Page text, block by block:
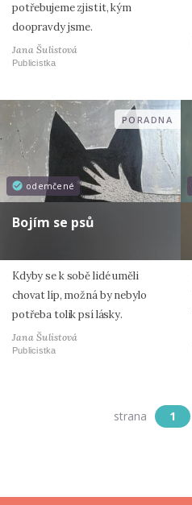
potřebujeme zjistit, kým
doopravdy jsme.
Jana Šulistová
Publicistka
odemčené
PORADNA
Bojím se psů
Kdyby se k sobě lidé uměli
chovat líp, možná by nebylo
potřeba tolik psí lásky.
Jana Šulistová
Publicistka
strana 1